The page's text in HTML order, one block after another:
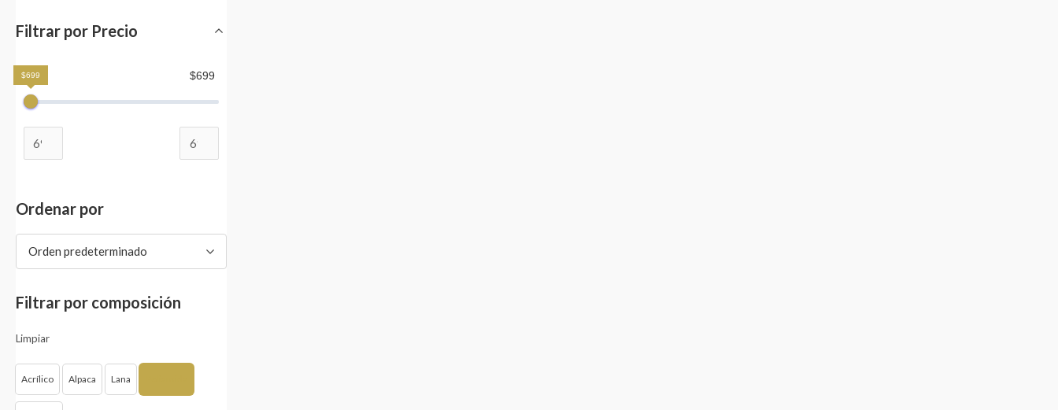
Filtrar por Precio
$699
$699
Ordenar por
Orden predeterminado
Filtrar por composición
Limpiar
Acrílico Alpaca Lana